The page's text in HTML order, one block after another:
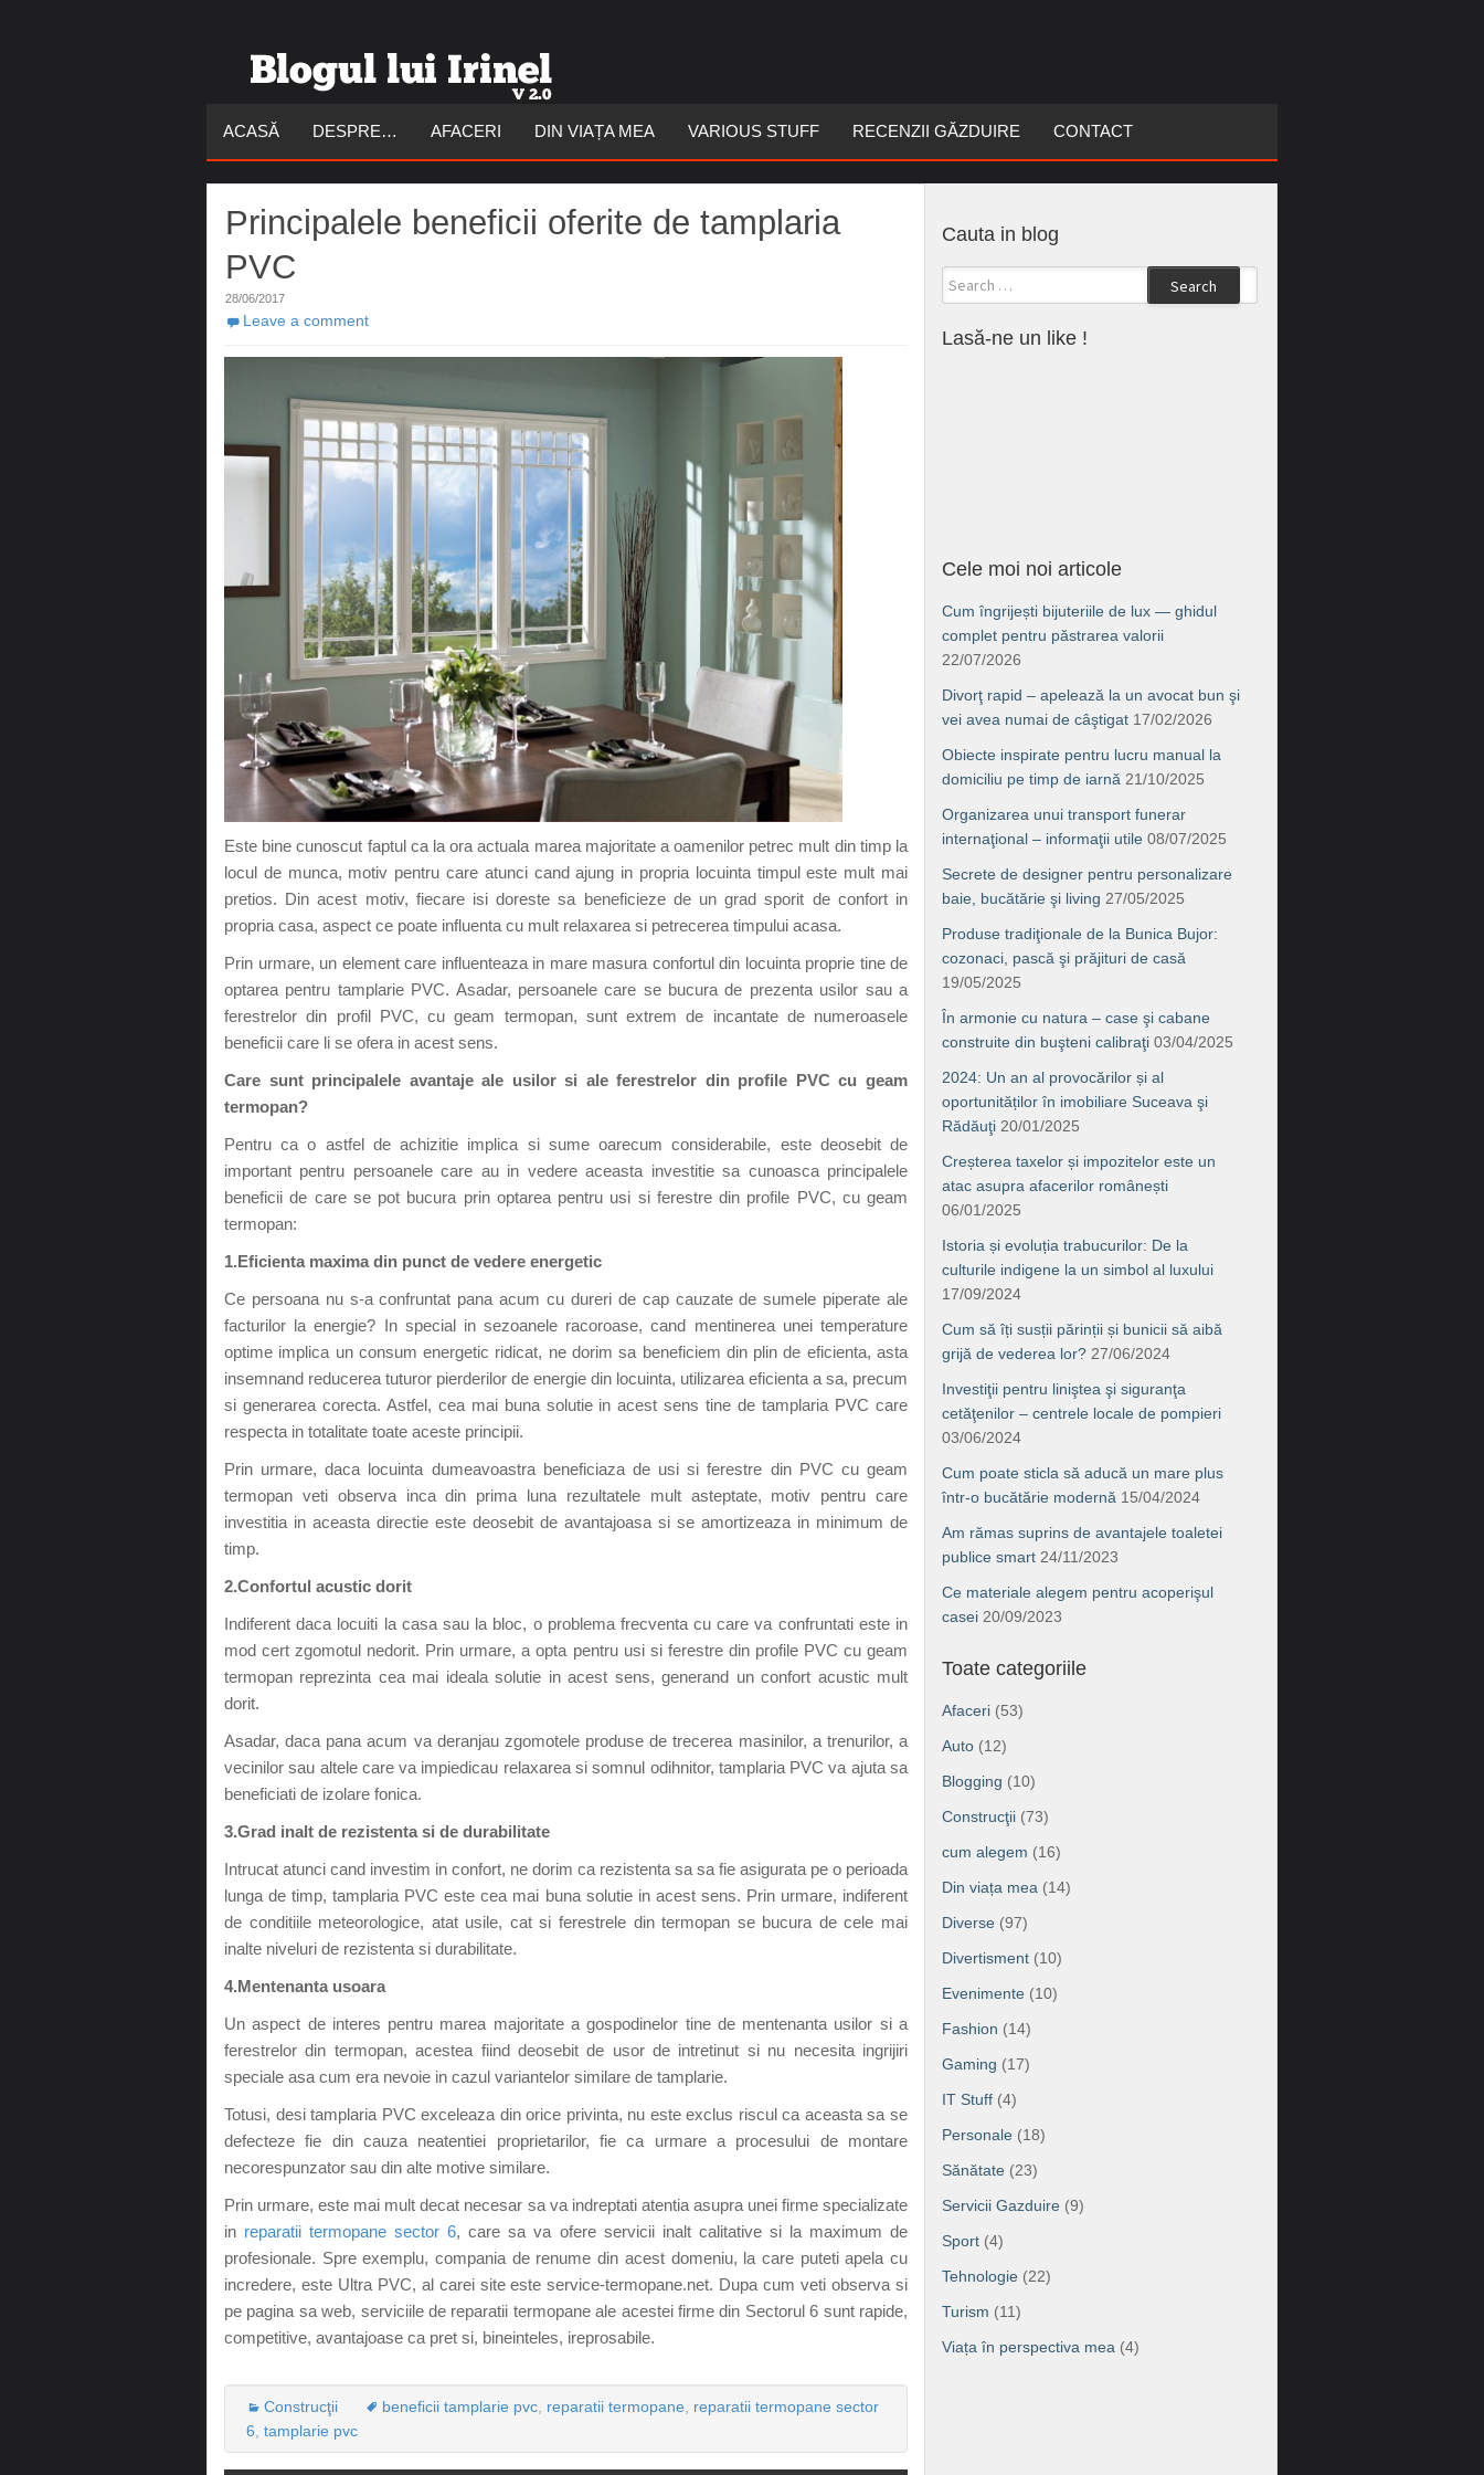
ACASĂ DESPRE… AFACERI DIN VIAȚA MEA VARIOUS STUFF RECENZII GĂZDUIRE CONTACT
Principalele beneficii oferite de tamplaria
PVC
28/06/2017
Leave a comment
Este bine cunoscut faptul ca la ora actuala marea majoritate a oamenilor petrec mult din timp la
locul de munca, motiv pentru care atunci cand ajung in propria locuinta timpul este mult mai
pretios. Din acest motiv, fiecare isi doreste sa beneficieze de un grad sporit de confort in
propria casa, aspect ce poate influenta cu mult relaxarea si petrecerea timpului acasa.
Prin urmare, un element care influenteaza in mare masura confortul din locuinta proprie tine de
optarea pentru tamplarie PVC. Asadar, persoanele care se bucura de prezenta usilor sau a
ferestrelor din profil PVC, cu geam termopan, sunt extrem de incantate de numeroasele
beneficii care li se ofera in acest sens.
Care sunt principalele avantaje ale usilor si ale ferestrelor din profile PVC cu geam
termopan?
Pentru ca o astfel de achizitie implica si sume oarecum considerabile, este deosebit de
important pentru persoanele care au in vedere aceasta investitie sa cunoasca principalele
beneficii de care se pot bucura prin optarea pentru usi si ferestre din profile PVC, cu geam
termopan:
1.Eficienta maxima din punct de vedere energetic
Ce persoana nu s-a confruntat pana acum cu dureri de cap cauzate de sumele piperate ale
facturilor la energie? In special in sezoanele racoroase, cand mentinerea unei temperature
optime implica un consum energetic ridicat, ne dorim sa beneficiem din plin de eficienta, asta
insemnand reducerea tuturor pierderilor de energie din locuinta, utilizarea eficienta a sa, precum
si generarea corecta. Astfel, cea mai buna solutie in acest sens tine de tamplaria PVC care
respecta in totalitate toate aceste principii.
Prin urmare, daca locuinta dumeavoastra beneficiaza de usi si ferestre din PVC cu geam
termopan veti observa inca din prima luna rezultatele mult asteptate, motiv pentru care
investitia in aceasta directie este deosebit de avantajoasa si se amortizeaza in minimum de
timp.
2.Confortul acustic dorit
Indiferent daca locuiti la casa sau la bloc, o problema frecventa cu care va confruntati este in
mod cert zgomotul nedorit. Prin urmare, a opta pentru usi si ferestre din profile PVC cu geam
termopan reprezinta cea mai ideala solutie in acest sens, generand un confort acustic mult
dorit.
Asadar, daca pana acum va deranjau zgomotele produse de trecerea masinilor, a trenurilor, a
vecinilor sau altele care va impiedicau relaxarea si somnul odihnitor, tamplaria PVC va ajuta sa
beneficiati de izolare fonica.
3.Grad inalt de rezistenta si de durabilitate
Intrucat atunci cand investim in confort, ne dorim ca rezistenta sa sa fie asigurata pe o perioada
lunga de timp, tamplaria PVC este cea mai buna solutie in acest sens. Prin urmare, indiferent
de conditiile meteorologice, atat usile, cat si ferestrele din termopan se bucura de cele mai
inalte niveluri de rezistenta si durabilitate.
4.Mentenanta usoara
Un aspect de interes pentru marea majoritate a gospodinelor tine de mentenanta usilor si a
ferestrelor din termopan, acestea fiind deosebit de usor de intretinut si nu necesita ingrijiri
speciale asa cum era nevoie in cazul variantelor similare de tamplarie.
Totusi, desi tamplaria PVC exceleaza din orice privinta, nu este exclus riscul ca aceasta sa se
defecteze fie din cauza neatentiei proprietarilor, fie ca urmare a procesului de montare
necorespunzator sau din alte motive similare.
Prin urmare, este mai mult decat necesar sa va indreptati atentia asupra unei firme specializate
in reparatii termopane sector 6, care sa va ofere servicii inalt calitative si la maximum de
profesionale. Spre exemplu, compania de renume din acest domeniu, la care puteti apela cu
incredere, este Ultra PVC, al carei site este service-termopane.net. Dupa cum veti observa si
pe pagina sa web, serviciile de reparatii termopane ale acestei firme din Sectorul 6 sunt rapide,
competitive, avantajoase ca pret si, bineinteles, ireprosabile.
Construcţii beneficii tamplarie pvc reparatii termopane
reparatii termopane sector
6 tamplarie pvc
Cauta in blog
Search
Lasă-ne un like !
Cele moi noi articole
Cum îngrijești bijuteriile de lux — ghidul
complet pentru păstrarea valorii
22/07/2026
Divorţ rapid – apelează la un avocat bun şi
vei avea numai de câştigat 17/02/2026
Obiecte inspirate pentru lucru manual la
domiciliu pe timp de iarnă 21/10/2025
Organizarea unui transport funerar
internaţional – informaţii utile 08/07/2025
Secrete de designer pentru personalizare
baie, bucătărie şi living 27/05/2025
Produse tradiţionale de la Bunica Bujor:
cozonaci, pască şi prăjituri de casă
19/05/2025
În armonie cu natura – case şi cabane
construite din buşteni calibraţi 03/04/2025
2024: Un an al provocărilor și al
oportunităților în imobiliare Suceava şi
Rădăuţi 20/01/2025
Creșterea taxelor și impozitelor este un
atac asupra afacerilor românești
06/01/2025
Istoria și evoluția trabucurilor: De la
culturile indigene la un simbol al luxului
17/09/2024
Cum să îți susții părinții și bunicii să aibă
grijă de vederea lor? 27/06/2024
Investiţii pentru liniştea şi siguranţa
cetăţenilor – centrele locale de pompieri
03/06/2024
Cum poate sticla să aducă un mare plus
într-o bucătărie modernă 15/04/2024
Am rămas suprins de avantajele toaletei
publice smart 24/11/2023
Ce materiale alegem pentru acoperişul
casei 20/09/2023
Toate categoriile
Afaceri (53)
Auto (12)
Blogging (10)
Construcţii (73)
cum alegem (16)
Din viața mea (14)
Diverse (97)
Divertisment (10)
Evenimente (10)
Fashion (14)
Gaming (17)
IT Stuff (4)
Personale (18)
Sănătate (23)
Servicii Gazduire (9)
Sport (4)
Tehnologie (22)
Turism (11)
Viața în perspectiva mea (4)